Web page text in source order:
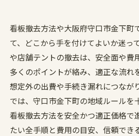
看板撤去方法や大阪府守口市金下町
て、どこから手を付けてよいか迷っ
や店舗テントの撤去は、安全面や費
多くのポイントが絡み、適正な流れ
想定外の出費や手続き漏れにつなが
では、守口市金下町の地域ルールを
看板撤去方法を安全かつ適正価格で
たい全手順と費用の目安、信頼でき